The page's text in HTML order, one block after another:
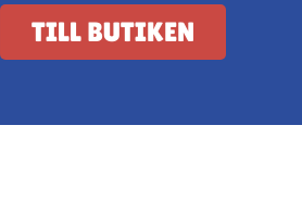
TILL BUTIKEN